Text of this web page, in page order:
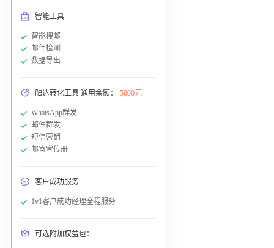
智能工具
智能搜邮
邮件检测
数据导出
触达转化工具 通用余额： 5000元
WhatsApp群发
邮件群发
短信营销
邮寄宣传册
客户成功服务
1v1客户成功经理全程服务
可选附加权益包：